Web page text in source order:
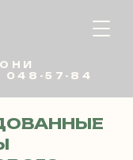
048-57-84